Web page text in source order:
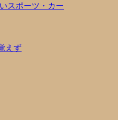
スポーツ・カー
えず